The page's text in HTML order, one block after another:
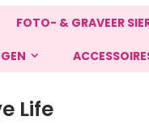
FOTO- & GRAVEER
Life